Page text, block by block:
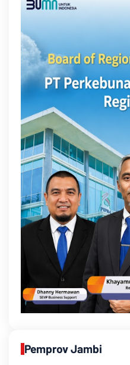
Pemprov Jambi